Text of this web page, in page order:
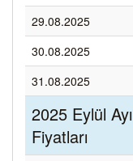
29.08.2025
30.08.2025
31.08.2025
2025 Eylül
Fiyatları